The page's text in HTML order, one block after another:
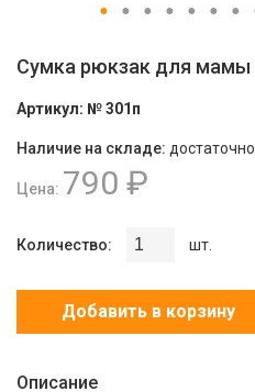
Сумка рюкзак для мамы
Артикул: № 301п
Наличие на складе: достаточно
Цена: 790 ₽
Количество: шт.
Добавить в корзину
Описание